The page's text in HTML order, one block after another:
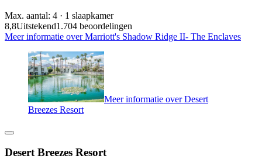
Max. aantal: 4 · 1 slaapkamer
8,8Uitstekend1.704 beoordelingen
Meer informatie over Marriott's Shadow Ridge II- The Enclaves
Meer informatie over Desert
Breezes Resort
Desert Breezes Resort